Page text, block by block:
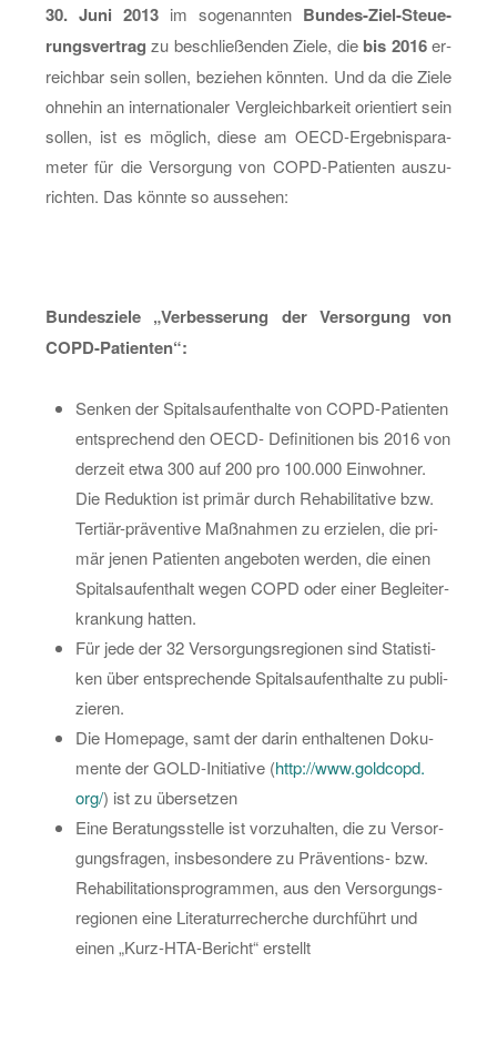
30. Juni 2013 im so­ge­nann­ten Bun­des-Ziel-Steue­
rungs­ver­tragzu be­schlie­ßen­den Ziele, die bis 2016er­
reich­bar sein sol­len, be­zie­hen könn­ten. Und da die Ziele
oh­ne­hin an in­ter­na­tio­na­ler Ver­gleich­bar­keit ori­en­tiert sein
sol­len, ist es mög­lich, diese am OECD-Er­geb­nis­pa­ra­
me­ter für die Ver­sor­gung von COPD-Pa­ti­en­ten aus­zu­
rich­ten. Das könn­te so aus­se­hen:
Bun­des­zie­le „Ver­bes­se­rung der Ver­sor­gung von
COPD-Pa­ti­en­ten“:
Sen­ken der Spi­tals­auf­ent­hal­te von COPD-Pa­ti­en­ten
ent­spre­chend den OECD- De­fi­ni­tio­nen bis 2016 von
der­zeit etwa 300 auf 200 pro 100.000 Ein­woh­ner.
Die Re­duk­ti­on ist pri­mär durch Re­ha­bi­li­ta­ti­ve bzw.
Ter­ti­är-prä­ven­ti­ve Maß­nah­men zu er­zie­len, die pri­
mär jenen Pa­ti­en­ten an­ge­bo­ten wer­den, die einen
Spi­tals­auf­ent­halt wegen COPD oder einer Be­glei­ter­
kran­kung hat­ten.
Für jede der 32 Ver­sor­gungs­re­gio­nen sind Sta­tis­ti­
ken über ent­spre­chen­de Spi­tals­auf­ent­hal­te zu pu­bli­
zie­ren.
Die Home­page, samt der darin ent­hal­te­nen Do­ku­
men­te der GOLD-In­itia­ti­ve (http://​www.​goldcopd.​
org/) ist zu über­set­zen
Eine Be­ra­tungs­stel­le ist vor­zu­hal­ten, die zu Ver­sor­
gungs­fra­gen, ins­be­son­de­re zu Prä­ven­ti­ons- bzw.
Re­ha­bi­li­ta­ti­ons­pro­gram­men, aus den Ver­sor­gungs­
re­gio­nen eine Li­te­ra­tur­re­cher­che durch­führt und
einen „Kurz-HTA-Be­richt“ er­stellt